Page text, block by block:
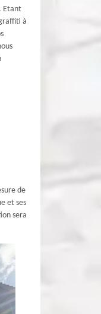
Etant
à
de
et ses
sera